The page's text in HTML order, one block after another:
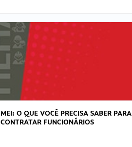
MEI: O QUE VOCÊ PRECISA SABER PARA
CONTRATAR FUNCIONÁRIOS